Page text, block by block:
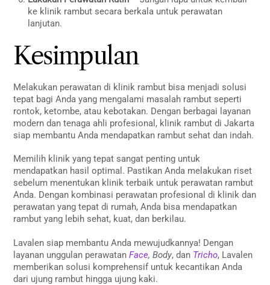
ke klinik rambut secara berkala untuk perawatan
lanjutan.
Kesimpulan
Melakukan perawatan di klinik rambut bisa menjadi solusi
tepat bagi Anda yang mengalami masalah rambut seperti
rontok, ketombe, atau kebotakan. Dengan berbagai layanan
modern dan tenaga ahli profesional, klinik rambut di Jakarta
siap membantu Anda mendapatkan rambut sehat dan indah.
Memilih klinik yang tepat sangat penting untuk
mendapatkan hasil optimal. Pastikan Anda melakukan riset
sebelum menentukan klinik terbaik untuk perawatan rambut
Anda. Dengan kombinasi perawatan profesional di klinik dan
perawatan yang tepat di rumah, Anda bisa mendapatkan
rambut yang lebih sehat, kuat, dan berkilau.
Lavalen siap membantu Anda mewujudkannya! Dengan
layanan unggulan perawatanFace, Body, dan Tricho, Lavalen
memberikan solusi komprehensif untuk kecantikan Anda
dari ujung rambut hingga ujung kaki.